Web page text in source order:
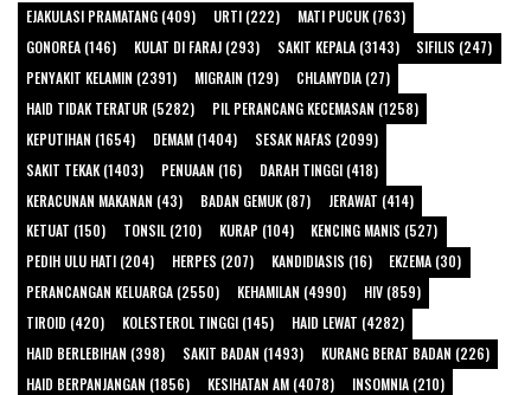
EJAKULASI PRAMATANG (409) URTI (222)
MATI PUCUK (763)
GONOREA (146)
KULAT DI FARAJ (293) SAKIT KEPALA (3143)
SIFILIS (247)
PENYAKIT KELAMIN (2391)
MIGRAIN (129)
CHLAMYDIA (27)
HAID TIDAK TERATUR (5282)
PIL PERANCANG KECEMASAN (1258)
KEPUTIHAN (1654)
DEMAM (1404)
SESAK NAFAS (2099)
SAKIT TEKAK (1403)
PENUAAN (16)
DARAH TINGGI (418)
KERACUNAN MAKANAN (43)
BADAN GEMUK (87)
JERAWAT (414)
KETUAT (150)
TONSIL (210) KURAP (104)
KENCING MANIS (527)
PEDIH ULU HATI (204)
HERPES (207) KANDIDIASIS (16)
EKZEMA (30)
PERANCANGAN KELUARGA (2550)
KEHAMILAN (4990)
HIV (859)
TIROID (420)
KOLESTEROL TINGGI (145)
HAID LEWAT (4282)
HAID BERLEBIHAN (398)
SAKIT BADAN (1493)
KURANG BERAT BADAN (226)
HAID BERPANJANGAN (1856)
KESIHATAN AM (4078)
INSOMNIA (210)